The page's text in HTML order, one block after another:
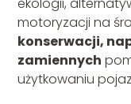
ekologii,
motoryzacji na
konserwacji,
zamiennych
użytkowaniu